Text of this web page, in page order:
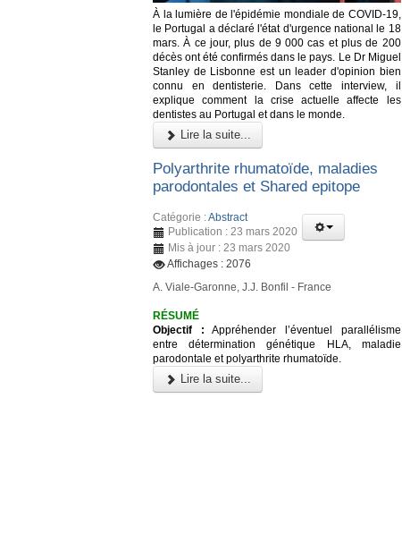
À la lumière de l'épidémie mondiale de COVID-19,
le Portugal a déclaré l'état d'urgence national le 18
mars. À ce jour, plus de 9 000 cas et plus de 200
décès ont été confirmés dans le pays. Le Dr Miguel
Stanley de Lisbonne est un leader d'opinion bien
connu en dentisterie. Dans cette interview, il
explique comment la crise actuelle affecte les
dentistes au Portugal et dans le monde.
Lire la suite...
Polyarthrite rhumatoïde, maladies
parodontales et Shared epitope
Catégorie :Abstract
Publication : 23 mars 2020
Mis à jour : 23 mars 2020
Affichages : 2076
A. Viale-Garonne, J.J. Bonfil - France
RÉSUMÉ
Objectif : Appréhender l’éventuel parallélisme
entre détermination génétique HLA, maladie
parodontale et polyarthrite rhumatoïde.
Lire la suite...